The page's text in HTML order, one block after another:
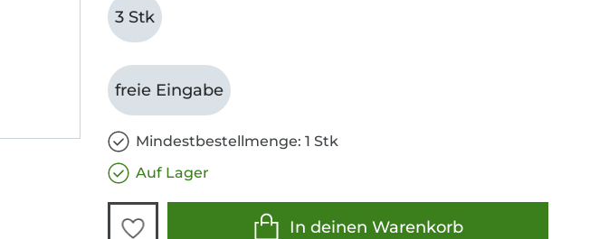
3 Stk
freie Eingabe
Mindestbestellmenge: 1 Stk
Auf Lager
In deinen Warenkorb